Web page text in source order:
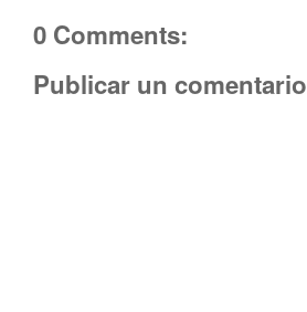
0 Comments:
Publicar un comentario